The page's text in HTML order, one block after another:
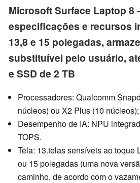
Microsoft Surface Laptop 8
especificações e recursos
13,8 e 15 polegadas,
substituível pelo usuário,
e SSD de 2 TB
Processadores: Qualcomm
núcleos) ou X2 Plus (10
Desempenho de IA: NPU
TOPS.
Tela: 13.telas sensíveis ao toque
ou 15 polegadas (uma nova
caminho, de acordo com o